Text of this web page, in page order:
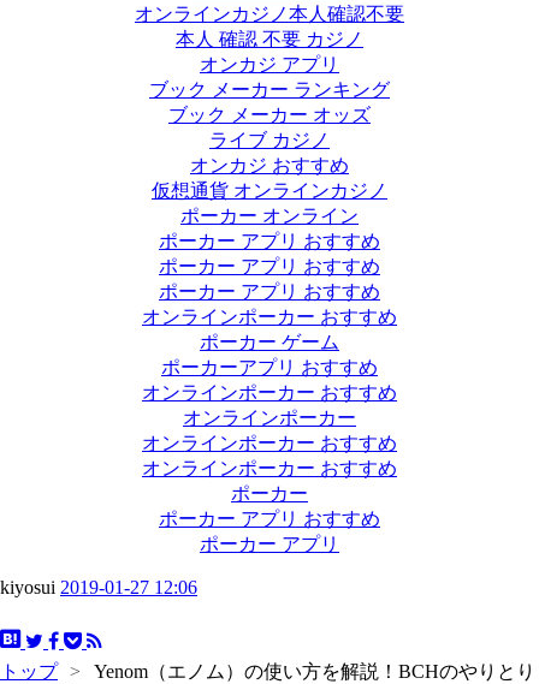
オンラインカジノ本人確認不要
本人 確認 不要 カジノ
オンカジ アプリ
ブック メーカー ランキング
ブック メーカー オッズ
ライブ カジノ
オンカジ おすすめ
仮想通貨 オンラインカジノ
ポーカー オンライン
ポーカー アプリ おすすめ
ポーカー アプリ おすすめ
ポーカー アプリ おすすめ
オンラインポーカー おすすめ
ポーカー ゲーム
ポーカーアプリ おすすめ
オンラインポーカー おすすめ
オンラインポーカー
オンラインポーカー おすすめ
オンラインポーカー おすすめ
ポーカー
ポーカー アプリ おすすめ
ポーカー アプリ
kiyosui 2019-01-27 12:06
トップ >
Yenom（エノム）の使い方を解説！BCHのやりとり